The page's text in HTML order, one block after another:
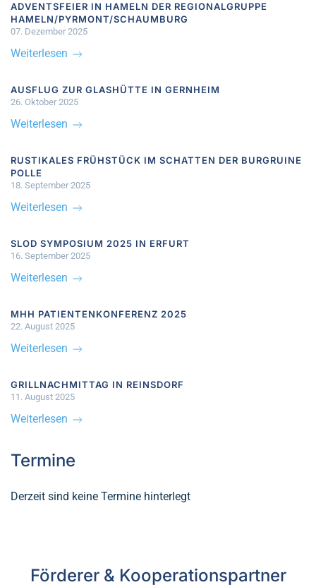
ADVENTSFEIER IN HAMELN DER REGIONALGRUPPE
HAMELN/PYRMONT/SCHAUMBURG
07. Dezember 2025
Weiterlesen
AUSFLUG ZUR GLASHÜTTE IN GERNHEIM
26. Oktober 2025
Weiterlesen
RUSTIKALES FRÜHSTÜCK IM SCHATTEN DER BURGRUINE
POLLE
18. September 2025
Weiterlesen
SLOD SYMPOSIUM 2025 IN ERFURT
16. September 2025
Weiterlesen
MHH PATIENTENKONFERENZ 2025
22. August 2025
Weiterlesen
GRILLNACHMITTAG IN REINSDORF
11. August 2025
Weiterlesen
Termine
Derzeit sind keine Termine hinterlegt
Förderer & Kooperationspartner